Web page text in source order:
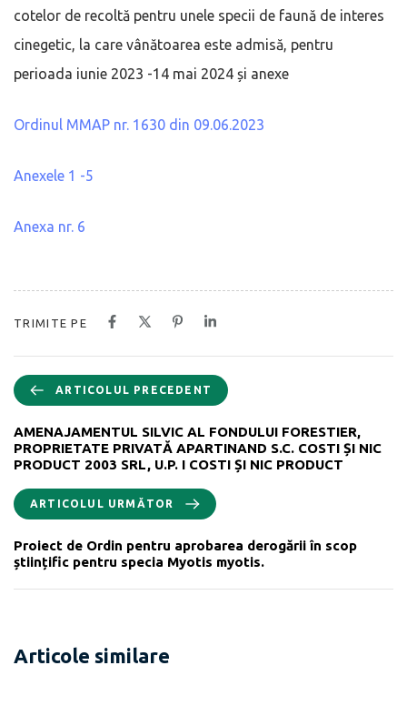
cotelor de recoltă pentru unele specii de faună de interes
cinegetic, la care vânătoarea este admisă, pentru
perioada iunie 2023 -14 mai 2024 și anexe
Ordinul MMAP nr. 1630 din 09.06.2023
Anexele 1 -5
Anexa nr. 6
TRIMITE PE
ARTICOLUL PRECEDENT
AMENAJAMENTUL SILVIC AL FONDULUI FORESTIER,
PROPRIETATE PRIVATĂ APARTINAND S.C. COSTI ȘI NIC
PRODUCT 2003 SRL, U.P. I COSTI ȘI NIC PRODUCT
ARTICOLUL URMĂTOR
Proiect de Ordin pentru aprobarea derogării în scop
științific pentru specia Myotis myotis.
Articole similare